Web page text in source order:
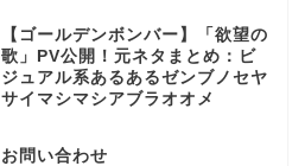
【ゴールデンボンバー】「欲望の
歌」PV公開！元ネタまとめ：ビ
ジュアル系あるあるゼンブノセヤ
サイマシマシアブラオオメ
お問い合わせ